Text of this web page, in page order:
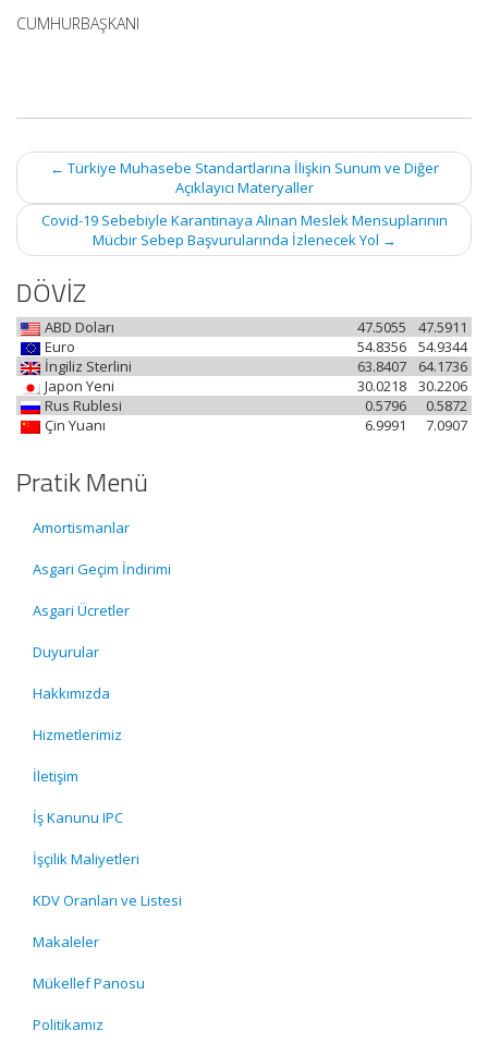
CUMHURBAŞKANI
Post
navigation
← Türkiye Muhasebe Standartlarına İlişkin Sunum ve Diğer
Açıklayıcı Materyaller
Covid-19 Sebebiyle Karantinaya Alınan Meslek Mensuplarının
Mücbir Sebep Başvurularında İzlenecek Yol →
DÖVİZ
ABD Doları 47.5911
47.5055
Euro
54.9344
54.8356
İngiliz Sterlini
64.1736
63.8407
Japon Yeni
30.2206
30.0218
Rus Rublesi
0.5872
0.5796
Çin Yuanı
7.0907
6.9991
Pratik Menü
Amortismanlar
Asgari Geçim İndirimi
Asgari Ücretler
Duyurular
Hakkımızda
Hizmetlerimiz
İletişim
İş Kanunu IPC
İşçilik Maliyetleri
KDV Oranları ve Listesi
Makaleler
Mükellef Panosu
Politikamız